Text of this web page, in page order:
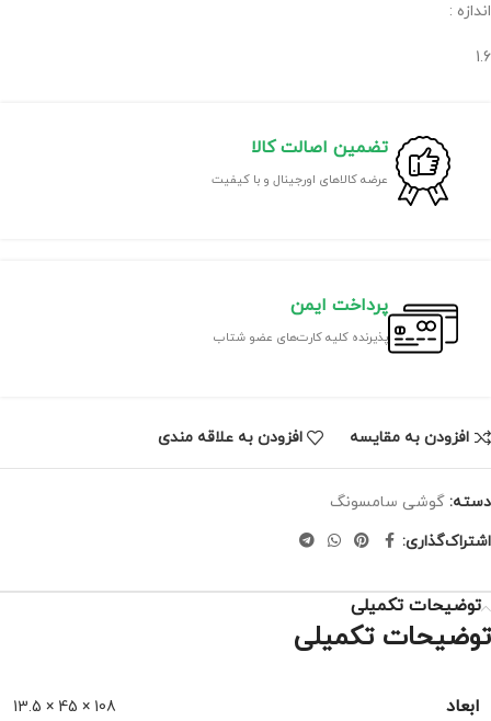
اندازه :
1.6
تضمین اصالت کالا
عرضه کالاهای اورجینال و با کیفیت
پرداخت ایمن
پذیرنده کلیه کارت‌های عضو شتاب
افزودن به مقایسه افزودن به علاقه مندی
دسته: گوشی سامسونگ
اشتراک‌گذاری:
توضیحات تکمیلی
توضیحات تکمیلی
ابعاد 108 × 45 × 13.5